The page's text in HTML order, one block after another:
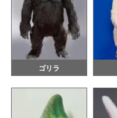
ゴリラ